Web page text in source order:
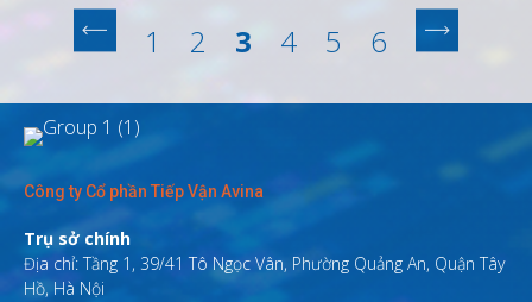
1 2 3 4 5 6
Công ty Cổ phần Tiếp Vận Avina
Trụ sở chính
Địa chỉ: Tầng 1, 39/41 Tô Ngọc Vân, Phường Quảng An, Quận Tây
Hồ, Hà Nội